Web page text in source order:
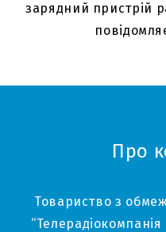
зарядний пристрій
Про
Товариство з